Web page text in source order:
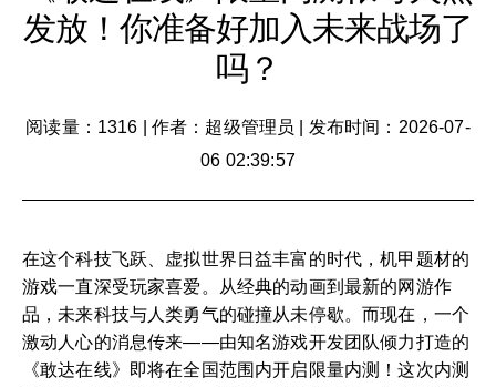
发放！你准备好加入未来战场了
吗？
阅读量：1316 作者：超级管理员
发布时间：2026-07-
06 02:39:57
在这个科技飞跃、虚拟世界日益丰富的时代，机甲题材的
游戏一直深受玩家喜爱。从经典的动画到最新的网游作
品，未来科技与人类勇气的碰撞从未停歇。而现在，一个
激动人心的消息传来——由知名游戏开发团队倾力打造的
《敢达在线》即将在全国范围内开启限量内测！这次内测